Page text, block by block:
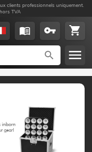
clients professionnels uniquement.
TVA